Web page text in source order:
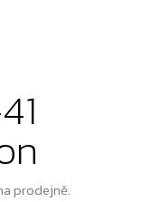
prodejně.